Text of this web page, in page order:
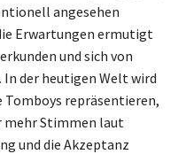
angesehen
Erwartungen ermutigt
und sich von
der heutigen Welt wird
Tomboys repräsentieren,
mehr Stimmen laut
und die Akzeptanz